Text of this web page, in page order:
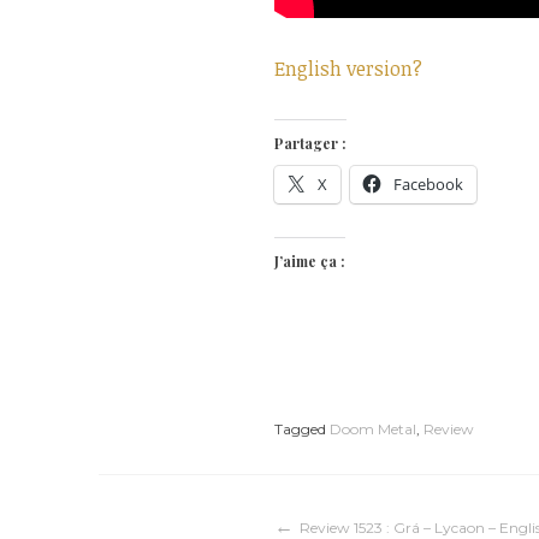
English version?
Partager :
X Facebook
J’aime ça :
Tagged Doom Metal Review
Review 1523 : Grá – Lycaon –